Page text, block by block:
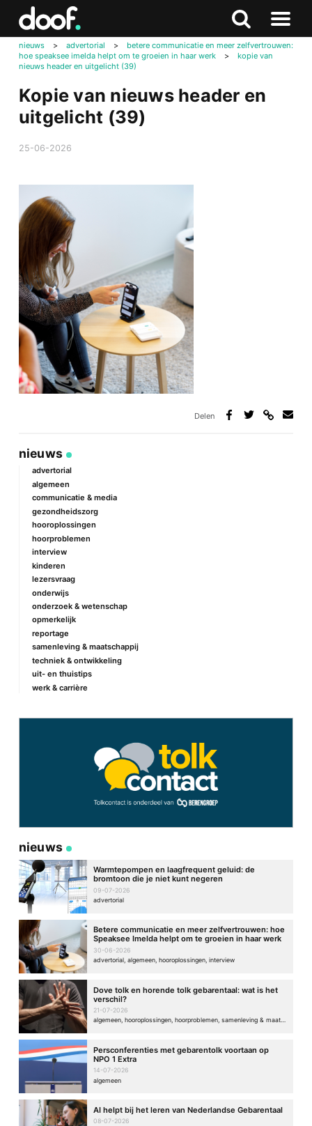
Zoeken
Naar
menu
nieuws > advertorial >
betere communicatie en meer zelfvertrouwen:
hoe speaksee imelda helpt om te groeien in haar werk
>
kopie van
nieuws header en uitgelicht (39)
Kopie van nieuws header en
uitgelicht (39)
25-06-2026
Delen
nieuws
advertorial
algemeen
communicatie & media
gezondheidszorg
hooroplossingen
hoorproblemen
interview
kinderen
lezersvraag
onderwijs
onderzoek & wetenschap
opmerkelijk
reportage
samenleving & maatschappij
techniek & ontwikkeling
uit- en thuistips
werk & carrière
nieuws
Warmtepompen en laagfrequent geluid: de
bromtoon die je niet kunt negeren
09-07-2026
advertorial
Betere communicatie en meer zelfvertrouwen: hoe
Speaksee Imelda helpt om te groeien in haar werk
30-06-2026
advertorial, algemeen, hooroplossingen, interview
Dove tolk en horende tolk gebarentaal: wat is het
verschil?
21-07-2026
algemeen, hooroplossingen, hoorproblemen, samenleving & maatschappij
Persconferenties met gebarentolk voortaan op
NPO 1 Extra
14-07-2026
algemeen
AI helpt bij het leren van Nederlandse Gebarentaal
08-07-2026
Doof.nl
Zoeken
naar
boven